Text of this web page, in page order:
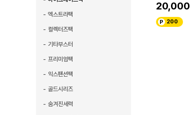
엑스트라팩
컬렉터즈팩
기타부스터
프리미엄팩
익스팬션팩
골드시리즈
숨겨진세력
20,000
200